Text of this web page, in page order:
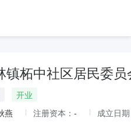
镇柘中社区居民委员
开业
燕 注册资本： -
成立日